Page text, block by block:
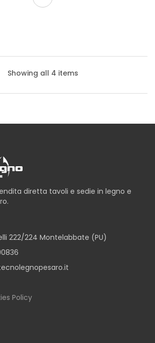
TAVOLO ALBA BOTTE
Showing all 4 items
diretta tavoli e sedie in legno e
222/224 Montelabbate (PU)
Policy